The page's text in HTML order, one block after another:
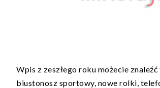
Wpis z zeszłego roku możecie znaleźć
biustonosz sportowy, nowe rolki,